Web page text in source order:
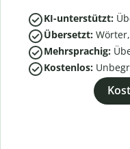
KI-unterstützt:
Übersetzt:
Mehrsprachig:
Kostenlos: